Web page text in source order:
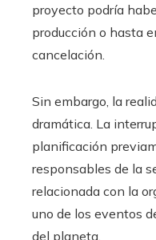
proyecto podría
producción o hasta
cancelación.
Sin embargo, la
dramática. La
planificación
responsables de la
relacionada con la
uno de los eventos
del planeta.